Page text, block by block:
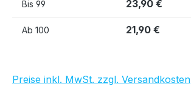
Bis 99 23,90 €
Ab 100 21,90 €
Preise inkl. MwSt. zzgl. Versandkosten